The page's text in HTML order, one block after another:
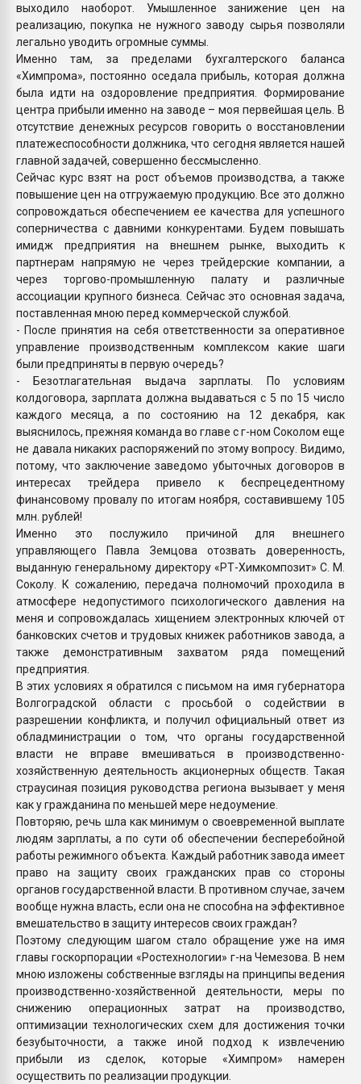
выходило наоборот. Умышленное занижение цен на
реализацию, покупка не нужного заводу сырья позволяли
легально уводить огромные суммы.
Именно там, за пределами бухгалтерского баланса
«Химпрома», постоянно оседала прибыль, которая должна
была идти на оздоровление предприятия. Формирование
центра прибыли именно на заводе – моя первейшая цель. В
отсутствие денежных ресурсов говорить о восстановлении
платежеспособности должника, что сегодня является нашей
главной задачей, совершенно бессмысленно.
Сейчас курс взят на рост объемов производства, а также
повышение цен на отгружаемую продукцию. Все это должно
сопровождаться обеспечением ее качества для успешного
соперничества с давними конкурентами. Будем повышать
имидж предприятия на внешнем рынке, выходить к
партнерам напрямую не через трейдерские компании, а
через торгово-промышленную палату и различные
ассоциации крупного бизнеса. Сейчас это основная задача,
поставленная мною перед коммерческой службой.
- После принятия на себя ответственности за оперативное
управление производственным комплексом какие шаги
были предприняты в первую очередь?
- Безотлагательная выдача зарплаты. По условиям
колдоговора, зарплата должна выдаваться с 5 по 15 число
каждого месяца, а по состоянию на 12 декабря, как
выяснилось, прежняя команда во главе с г-ном Соколом еще
не давала никаких распоряжений по этому вопросу. Видимо,
потому, что заключение заведомо убыточных договоров в
интересах трейдера привело к беспрецедентному
финансовому провалу по итогам ноября, составившему 105
млн. рублей!
Именно это послужило причиной для внешнего
управляющего Павла Земцова отозвать доверенность,
выданную генеральному директору «РТ-Химкомпозит» С. М.
Соколу. К сожалению, передача полномочий проходила в
атмосфере недопустимого психологического давления на
меня и сопровождалась хищением электронных ключей от
банковских счетов и трудовых книжек работников завода, а
также демонстративным захватом ряда помещений
предприятия.
В этих условиях я обратился с письмом на имя губернатора
Волгоградской области с просьбой о содействии в
разрешении конфликта, и получил официальный ответ из
обладминистрации о том, что органы государственной
власти не вправе вмешиваться в производственно-
хозяйственную деятельность акционерных обществ. Такая
страусиная позиция руководства региона вызывает у меня
как у гражданина по меньшей мере недоумение.
Повторяю, речь шла как минимум о своевременной выплате
людям зарплаты, а по сути об обеспечении бесперебойной
работы режимного объекта. Каждый работник завода имеет
право на защиту своих гражданских прав со стороны
органов государственной власти. В противном случае, зачем
вообще нужна власть, если она не способна на эффективное
вмешательство в защиту интересов своих граждан?
Поэтому следующим шагом стало обращение уже на имя
главы госкорпорации «Ростехнологии» г-на Чемезова. В нем
мною изложены собственные взгляды на принципы ведения
производственно-хозяйственной деятельности, меры по
снижению операционных затрат на производство,
оптимизации технологических схем для достижения точки
безубыточности, а также иной подход к извлечению
прибыли из сделок, которые «Химпром» намерен
осуществить по реализации продукции.